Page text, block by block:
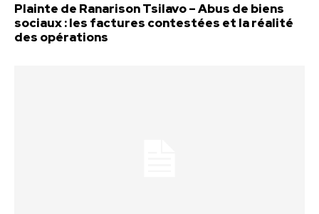
Plainte de Ranarison Tsilavo – Abus de biens
sociaux : les factures contestées et la réalité
des opérations